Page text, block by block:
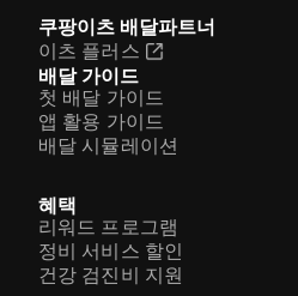
쿠팡이츠 배달파트너
이츠 플러스
배달 가이드
첫 배달 가이드
앱 활용 가이드
배달 시뮬레이션
혜택
리워드 프로그램
정비 서비스 할인
건강 검진비 지원